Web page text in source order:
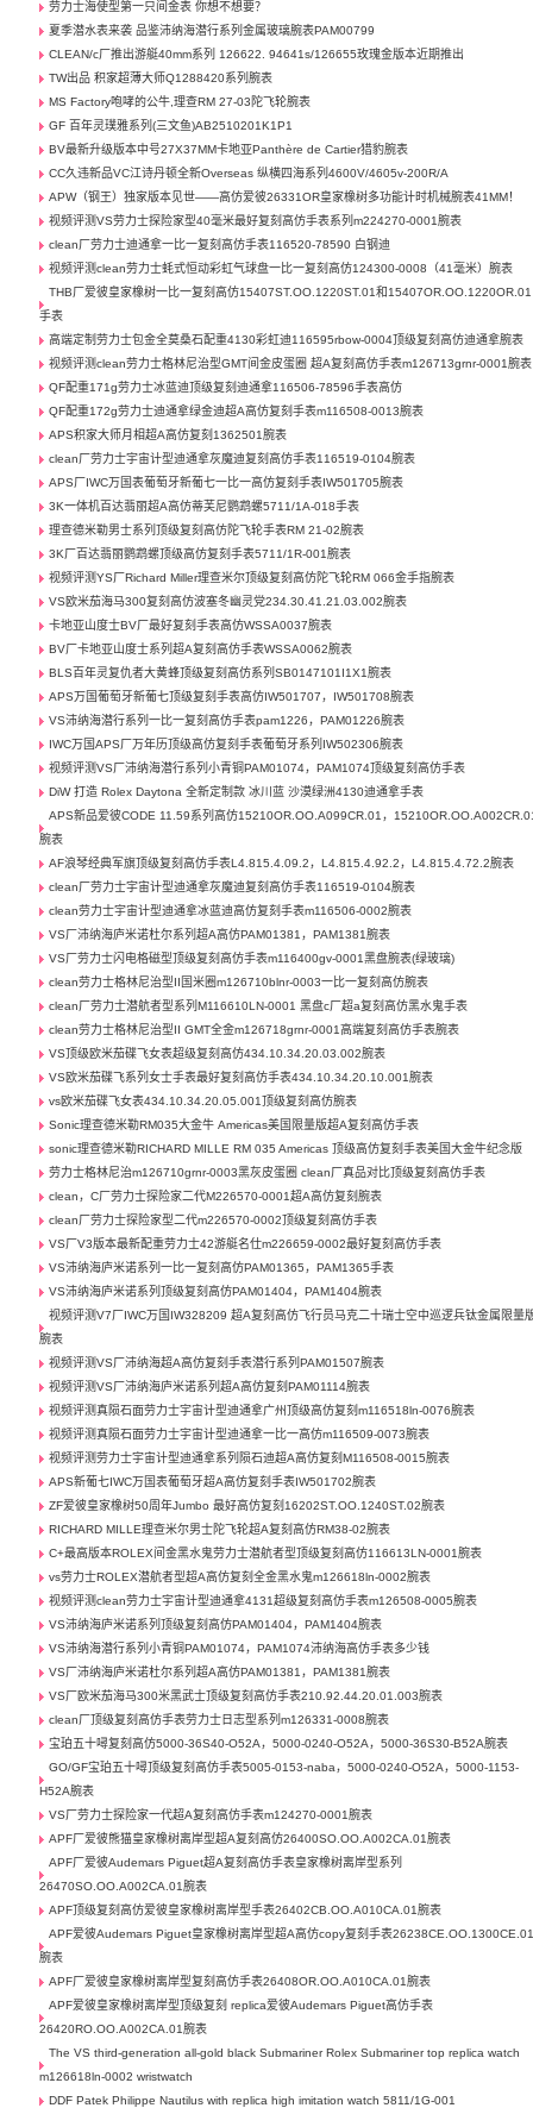
劳力士海使型第一只间金表 你想不想要？
夏季潜水表来袭 品鉴沛纳海潜行系列金属玻璃腕表PAM00799
CLEAN/c厂推出游艇40mm系列 126622. 94641s/126655玫瑰金版本近期推出
TW出品 积家超薄大师Q1288420系列腕表
MS Factory咆哮的公牛,理查RM 27-03陀飞轮腕表
GF 百年灵璞雅系列(三文鱼)AB2510201K1P1
BV最新升级版本中号27X37MM卡地亚Panthère de Cartier猎豹腕表
CC久违新品VC江诗丹顿全新Overseas 纵横四海系列4600V/4605v-200R/A
APW（钢王）独家版本见世——高仿爱彼26331OR皇家橡树多功能计时机械腕表41MM！
视频评测VS劳力士探险家型40毫米最好复刻高仿手表系列m224270-0001腕表
clean厂劳力士迪通拿一比一复刻高仿手表116520-78590 白钢迪
视频评测clean劳力士蚝式恒动彩虹气球盘一比一复刻高仿124300-0008（41毫米）腕表
THB厂爱彼皇家橡树一比一复刻高仿15407ST.OO.1220ST.01和15407OR.OO.1220OR.01
手表
高端定制劳力士包金全莫桑石配重4130彩虹迪116595rbow-0004顶级复刻高仿迪通拿腕表
视频评测clean劳力士格林尼治型GMT间金皮蛋圈 超A复刻高仿手表m126713grnr-0001腕表
QF配重171g劳力士冰蓝迪顶级复刻迪通拿116506-78596手表高仿
QF配重172g劳力士迪通拿绿金迪超A高仿复刻手表m116508-0013腕表
APS积家大师月相超A高仿复刻1362501腕表
clean厂劳力士宇宙计型迪通拿灰魔迪复刻高仿手表116519-0104腕表
APS厂IWC万国表葡萄牙新葡七一比一高仿复刻手表IW501705腕表
3K一体机百达翡丽超A高仿蒂芙尼鹦鹉螺5711/1A-018手表
理查德米勒男士系列顶级复刻高仿陀飞轮手表RM 21-02腕表
3K厂百达翡丽鹦鹉螺顶级高仿复刻手表5711/1R-001腕表
视频评测YS厂Richard Miller理查米尔顶级复刻高仿陀飞轮RM 066金手指腕表
VS欧米茄海马300复刻高仿波塞冬幽灵党234.30.41.21.03.002腕表
卡地亚山度士BV厂最好复刻手表高仿WSSA0037腕表
BV厂卡地亚山度士系列超A复刻高仿手表WSSA0062腕表
BLS百年灵复仇者大黄蜂顶级复刻高仿系列SB0147101I1X1腕表
APS万国葡萄牙新葡七顶级复刻手表高仿IW501707，IW501708腕表
VS沛纳海潜行系列一比一复刻高仿手表pam1226，PAM01226腕表
IWC万国APS厂万年历顶级高仿复刻手表葡萄牙系列IW502306腕表
视频评测VS厂沛纳海潜行系列小青铜PAM01074，PAM1074顶级复刻高仿手表
DiW 打造 Rolex Daytona 全新定制款 冰川蓝 沙漠绿洲4130迪通拿手表
APS新品爱彼CODE 11.59系列高仿15210OR.OO.A099CR.01，
腕表
AF浪琴经典军旗顶级复刻高仿手表L4.815.4.09.2，L4.815.4.92.2，L4.815.4.72.2腕表
clean厂劳力士宇宙计型迪通拿灰魔迪复刻高仿手表116519-0104腕表
clean劳力士宇宙计型迪通拿冰蓝迪高仿复刻手表m116506-0002腕表
VS厂沛纳海庐米诺杜尔系列超A高仿PAM01381，PAM1381腕表
VS厂劳力士闪电格磁型顶级复刻高仿手表m116400gv-0001黑盘腕表(绿玻璃)
clean劳力士格林尼治型II国米圈m126710blnr-0003一比一复刻高仿腕表
clean厂劳力士潜航者型系列M116610LN-0001 黑盘c厂超a复刻高仿黑水鬼手表
clean劳力士格林尼治型II GMT全金m126718grnr-0001高端复刻高仿手表腕表
VS顶级欧米茄碟飞女表超级复刻高仿434.10.34.20.03.002腕表
VS欧米茄碟飞系列女士手表最好复刻高仿手表434.10.34.20.10.001腕表
vs欧米茄碟飞女表434.10.34.20.05.001顶级复刻高仿腕表
Sonic理查德米勒RM035大金牛 Americas美国限量版超A复刻高仿手表
sonic理查德米勒RICHARD MILLE RM 035 Americas 顶级高仿复刻手表美国大金牛纪念版
劳力士格林尼治m126710grnr-0003黑灰皮蛋圈 clean厂真品对比顶级复刻高仿手表
clean，C厂劳力士探险家二代M226570-0001超A高仿复刻腕表
clean厂劳力士探险家型二代m226570-0002顶级复刻高仿手表
VS厂V3版本最新配重劳力士42游艇名仕m226659-0002最好复刻高仿手表
VS沛纳海庐米诺系列一比一复刻高仿PAM01365，PAM1365手表
VS沛纳海庐米诺系列顶级复刻高仿PAM01404，PAM1404腕表
视频评测V7厂IWC万国IW328209 超A复刻高仿飞行员马克二十瑞士空中巡逻兵钛金属限量
腕表
视频评测VS厂沛纳海超A高仿复刻手表潜行系列PAM01507腕表
视频评测VS厂沛纳海庐米诺系列超A高仿复刻PAM01114腕表
视频评测真陨石面劳力士宇宙计型迪通拿广州顶级高仿复刻m116518ln-0076腕表
视频评测真陨石面劳力士宇宙计型迪通拿一比一高仿m116509-0073腕表
视频评测劳力士宇宙计型迪通拿系列陨石迪超A高仿复刻M116508-0015腕表
APS新葡七IWC万国表葡萄牙超A高仿复刻手表IW501702腕表
ZF爱彼皇家橡树50周年Jumbo 最好高仿复刻16202ST.OO.1240ST.02腕表
RICHARD MILLE理查米尔男士陀飞轮超A复刻高仿RM38-02腕表
C+最高版本ROLEX间金黑水鬼劳力士潜航者型顶级复刻高仿116613LN-0001腕表
vs劳力士ROLEX潜航者型超A高仿复刻全金黑水鬼m126618ln-0002腕表
视频评测clean劳力士宇宙计型迪通拿4131超级复刻高仿手表m126508-0005腕表
VS沛纳海庐米诺系列顶级复刻高仿PAM01404，PAM1404腕表
VS沛纳海潜行系列小青铜PAM01074，PAM1074沛纳海高仿手表多少钱
VS厂沛纳海庐米诺杜尔系列超A高仿PAM01381，PAM1381腕表
VS厂欧米茄海马300米黑武士顶级复刻高仿手表210.92.44.20.01.003腕表
clean厂顶级复刻高仿手表劳力士日志型系列m126331-0008腕表
宝珀五十噚复刻高仿5000-36S40-O52A，5000-0240-O52A，5000-36S30-B52A腕表
GO/GF宝珀五十噚顶级复刻高仿手表5005-0153-naba，5000-0240-O52A，5000-1153-
H52A腕表
VS厂劳力士探险家一代超A复刻高仿手表m124270-0001腕表
APF厂爱彼熊猫皇家橡树离岸型超A复刻高仿26400SO.OO.A002CA.01腕表
APF厂爱彼Audemars Piguet超A复刻高仿手表皇家橡树离岸型系列
26470SO.OO.A002CA.01腕表
APF顶级复刻高仿爱彼皇家橡树离岸型手表26402CB.OO.A010CA.01腕表
APF爱彼Audemars Piguet皇家橡树离岸型超A高仿copy复刻手表
腕表
APF厂爱彼皇家橡树离岸型复刻高仿手表26408OR.OO.A010CA.01腕表
APF爱彼皇家橡树离岸型顶级复刻 replica爱彼Audemars Piguet高仿手表
26420RO.OO.A002CA.01腕表
The VS third-generation all-gold black Submariner Rolex Submariner top replica watch
m126618ln-0002 wristwatch
DDF Patek Philippe Nautilus with replica high imitation watch 5811/1G-001